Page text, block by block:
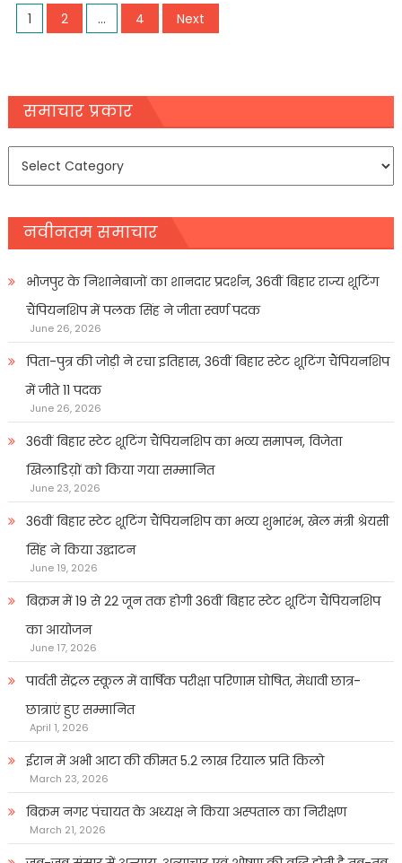
Posts
1 2 … 4 Next
समाचार प्रकार
समाचार
नवीनतम समाचार
भोजपुर के निशानेबाजों का शानदार प्रदर्शन, 36वीं बिहार राज्य शूटिंग
चैंपियनशिप में पलक सिंह ने जीता स्वर्ण पदक
June 26, 2026
पिता-पुत्र की जोड़ी ने रचा इतिहास, 36वीं बिहार स्टेट शूटिंग चैंपियनशिप
में जीते 11 पदक
June 26, 2026
36वीं बिहार स्टेट शूटिंग चैंपियनशिप का भव्य समापन, विजेता
खिलाडिय़ों को किया गया सम्मानित
June 23, 2026
36वीं बिहार स्टेट शूटिंग चैंपियनशिप का भव्य शुभारंभ, खेल मंत्री श्रेयसी
सिंह ने किया उद्घाटन
June 19, 2026
बिक्रम में 19 से 22 जून तक होगी 36वीं बिहार स्टेट शूटिंग चैंपियनशिप
का आयोजन
June 17, 2026
पार्वती सेंट्रल स्कूल में वार्षिक परीक्षा परिणाम घोषित, मेधावी छात्र-
छात्राएं हुए सम्मानित
April 1, 2026
ईरान में अभी आटा की कीमत 5.2 लाख रियाल प्रति किलो
March 23, 2026
बिक्रम नगर पंचायत के अध्यक्ष ने किया अस्पताल का निरीक्षण
March 21, 2026